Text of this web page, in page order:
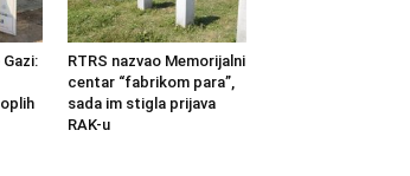
RTRS nazvao Memorijalni
centar “fabrikom para”,
sada im stigla prijava
RAK-u